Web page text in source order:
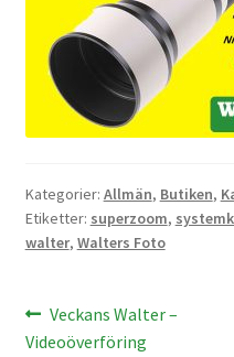
Tubkikare
Kikare Tillbehör
DVD/CD/Tape
USB-minne / Hårddisk
Kategorier: Allmän, Butiken,
Etiketter: superzoom,
walter, Walters Foto
Föregående
inlägg:
Veckans Walter –
Videoöverföring